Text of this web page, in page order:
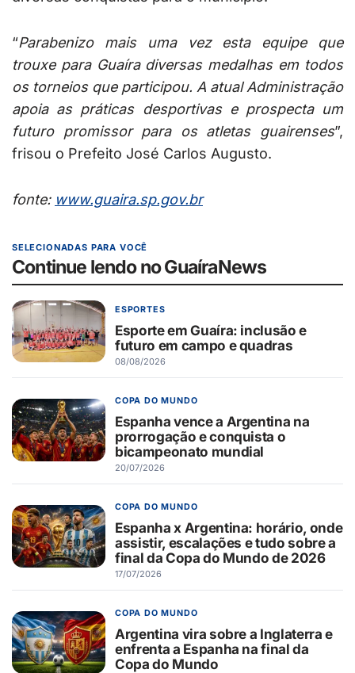
“Parabenizo mais uma vez esta equipe que
trouxe para Guaíra diversas medalhas em todos
os torneios que participou. A atual Administração
apoia as práticas desportivas e prospecta um
futuro promissor para os atletas guairenses”,
frisou o Prefeito José Carlos Augusto.
fonte: www.guaira.sp.gov.br
SELECIONADAS PARA VOCÊ
Continue lendo no GuaíraNews
ESPORTES
Esporte em Guaíra: inclusão e
futuro em campo e quadras
08/08/2026
COPA DO MUNDO
Espanha vence a Argentina na
prorrogação e conquista o
bicampeonato mundial
20/07/2026
COPA DO MUNDO
Espanha x Argentina: horário, onde
assistir, escalações e tudo sobre a
final da Copa do Mundo de 2026
17/07/2026
COPA DO MUNDO
Argentina vira sobre a Inglaterra e
enfrenta a Espanha na final da
Copa do Mundo